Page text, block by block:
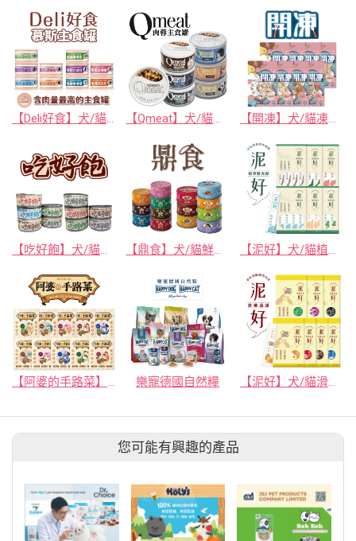
【Deli好食】犬/貓慕斯主食罐 【Qmeat】犬/貓肉蓉主食罐 【開凍】犬/貓凍乾零食
【吃好飽】犬/貓水果點心罐 【鼎食】犬/貓鮮凍點心罐 【泥好】犬/貓植萃鮮肉泥
樂寵德國自然糧 【泥好】犬/貓滑嫩蒸蛋
您可能有興趣的產品